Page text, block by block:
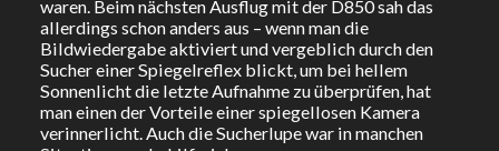
waren. Beim nächsten Ausflug mit der D850 sah das
allerdings schon anders aus – wenn man die
Bildwiedergabe aktiviert und vergeblich durch den
Sucher einer Spiegelreflex blickt, um bei hellem
Sonnenlicht die letzte Aufnahme zu überprüfen, hat
man einen der Vorteile einer spiegellosen Kamera
verinnerlicht. Auch die Sucherlupe war in manchen